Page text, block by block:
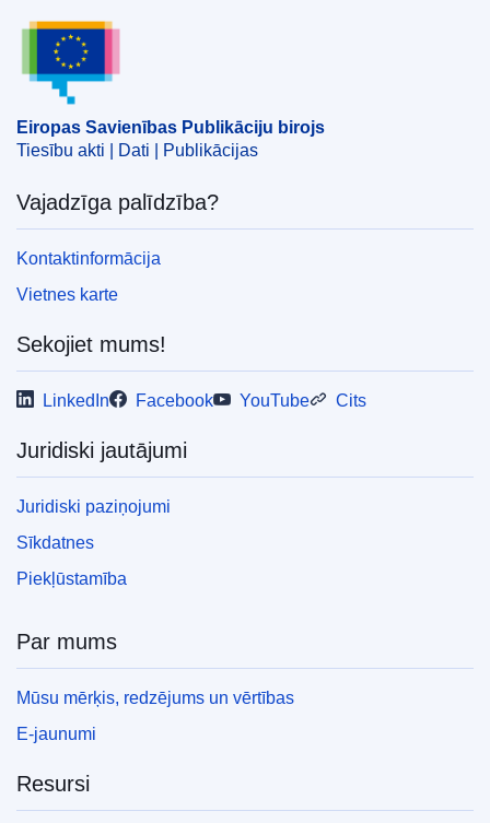
Eiropas Savienības Publikāciju birojs
Eiropas Savienības Publikāciju birojs
Tiesību akti | Dati | Publikācijas
Vajadzīga palīdzība?
Kontaktinformācija
Vietnes karte
Sekojiet mums!
LinkedIn Facebook YouTube Cits
Juridiski jautājumi
Juridiski paziņojumi
Sīkdatnes
Piekļūstamība
Par mums
Mūsu mērķis, redzējums un vērtības
E-jaunumi
Resursi